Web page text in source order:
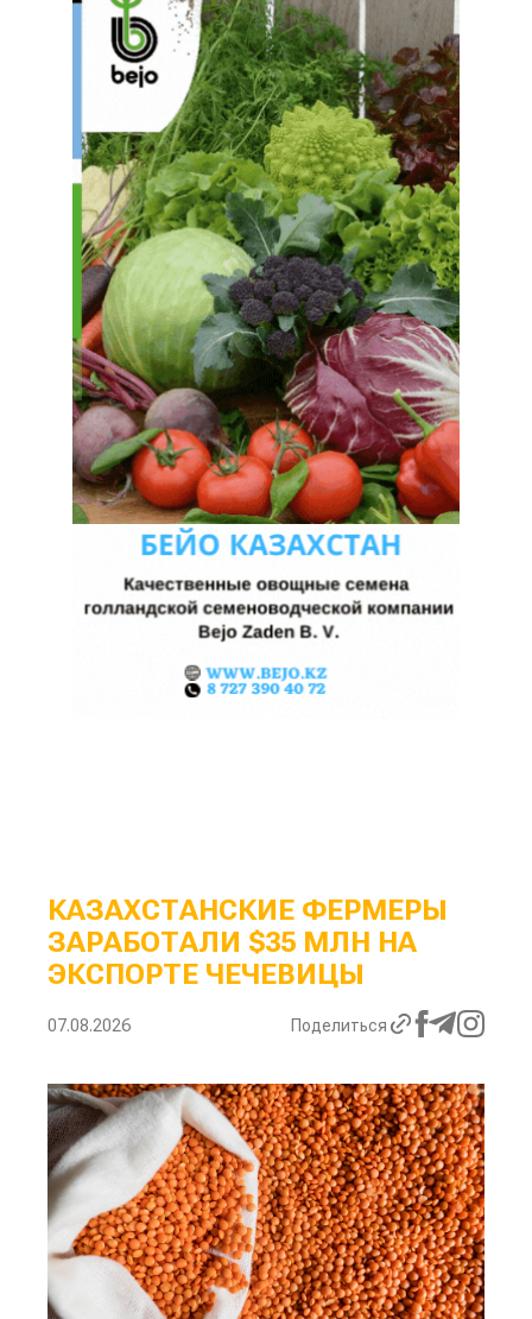
КАЗАХСТАНСКИЕ ФЕРМЕРЫ
ЗАРАБОТАЛИ $35 МЛН НА
ЭКСПОРТЕ ЧЕЧЕВИЦЫ
07.08.2026 Поделиться